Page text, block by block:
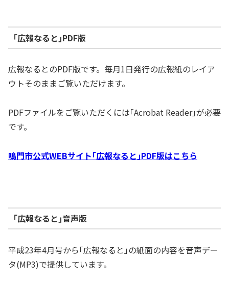
｢広報なると｣PDF版
広報なるとのPDF版です。毎月1日発行の広報紙のレイア
ウトそのままご覧いただけます。
PDFファイルをご覧いただくには｢Acrobat Reader｣が必要
です。
鳴門市公式WEBサイト｢広報なると｣PDF版はこちら
｢広報なると｣音声版
平成23年4月号から｢広報なると｣の紙面の内容を音声デー
タ(MP3)で提供しています。